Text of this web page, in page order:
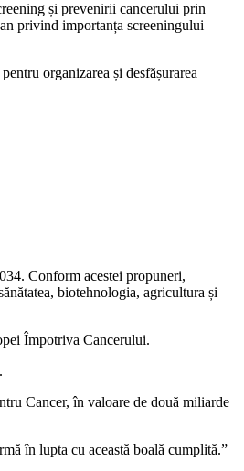
și prevenirii cancerului prin
privind importanța screeningului
organizarea și desfășurarea
Conform acestei propuneri,
biotehnologia, agricultura și
Împotriva Cancerului.
Cancer, în valoare de două miliarde
în lupta cu această boală cumplită.”